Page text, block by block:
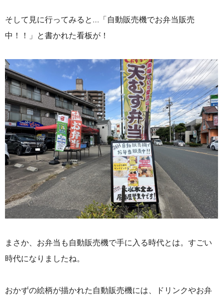
そして見に行ってみると…「自動販売機でお弁当販売
中！！」と書かれた看板が！
まさか、お弁当も自動販売機で手に入る時代とは。すごい
時代になりましたね。
おかずの絵柄が描かれた自動販売機には、ドリンクやお弁